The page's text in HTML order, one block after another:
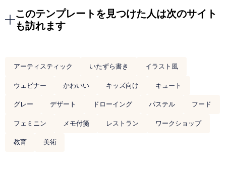
このテンプレートを見つけた人は次のサイト
も訪れます
アーティスティック いたずら書き
イラスト風
ウェビナー
かわいい キッズ向け
キュート
グレー
デザート ドローイング パステル
フード
フェミニン
メモ付箋 レストラン
ワークショップ
教育
美術